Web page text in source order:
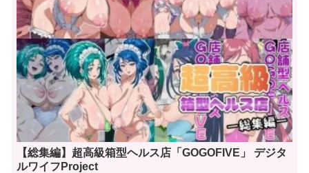
【総集編】超高級箱型ヘルス店「GOGOFIVE」 デジタ
ルワイフProject